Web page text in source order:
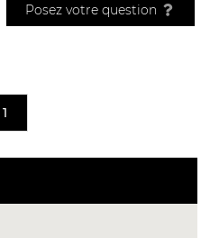
Posez votre question
1